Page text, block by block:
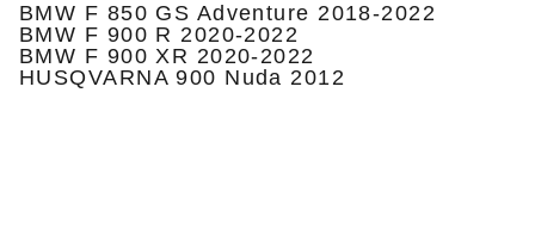
BMW F 850 GS Adventure 2018-2022
BMW F 900 R 2020-2022
BMW F 900 XR 2020-2022
HUSQVARNA 900 Nuda 2012